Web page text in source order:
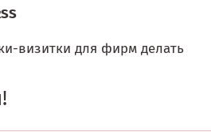
визитки для фирм делать